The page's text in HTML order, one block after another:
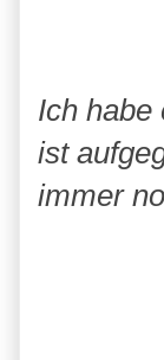
Ich habe
ist
immer